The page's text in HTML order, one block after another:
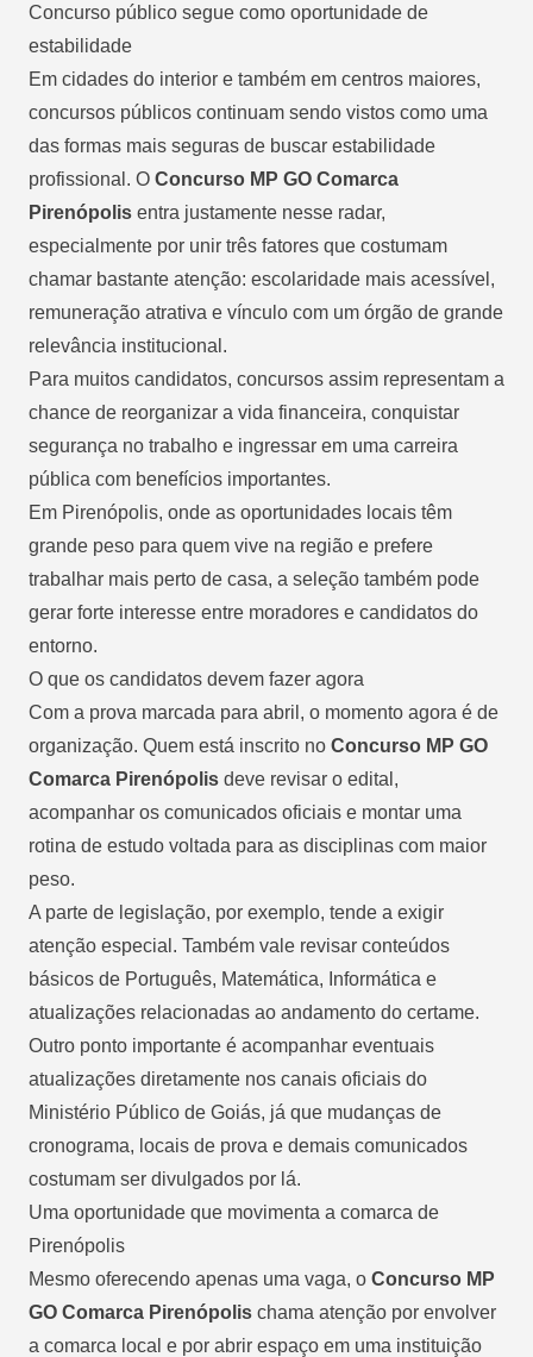
Concurso público segue como oportunidade de
estabilidade
Em cidades do interior e também em centros maiores,
concursos públicos continuam sendo vistos como uma
das formas mais seguras de buscar estabilidade
profissional. O Concurso MP GO Comarca
Pirenópolis entra justamente nesse radar,
especialmente por unir três fatores que costumam
chamar bastante atenção: escolaridade mais acessível,
remuneração atrativa e vínculo com um órgão de grande
relevância institucional.
Para muitos candidatos, concursos assim representam a
chance de reorganizar a vida financeira, conquistar
segurança no trabalho e ingressar em uma carreira
pública com benefícios importantes.
Em Pirenópolis, onde as oportunidades locais têm
grande peso para quem vive na região e prefere
trabalhar mais perto de casa, a seleção também pode
gerar forte interesse entre moradores e candidatos do
entorno.
O que os candidatos devem fazer agora
Com a prova marcada para abril, o momento agora é de
organização. Quem está inscrito no Concurso MP GO
Comarca Pirenópolis deve revisar o edital,
acompanhar os comunicados oficiais e montar uma
rotina de estudo voltada para as disciplinas com maior
peso.
A parte de legislação, por exemplo, tende a exigir
atenção especial. Também vale revisar conteúdos
básicos de Português, Matemática, Informática e
atualizações relacionadas ao andamento do certame.
Outro ponto importante é acompanhar eventuais
atualizações diretamente nos canais oficiais do
Ministério Público de Goiás, já que mudanças de
cronograma, locais de prova e demais comunicados
costumam ser divulgados por lá.
Uma oportunidade que movimenta a comarca de
Pirenópolis
Mesmo oferecendo apenas uma vaga, o Concurso MP
GO Comarca Pirenópolis chama atenção por envolver
a comarca local e por abrir espaço em uma instituição